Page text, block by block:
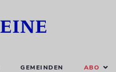
GEMEINDEN ABO